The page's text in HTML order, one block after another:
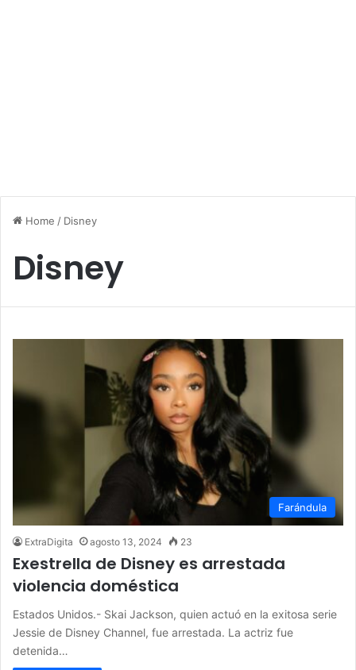
Home / Disney
Disney
Farándula
ExtraDigita agosto 13, 2024 23
Exestrella de Disney es arrestada
violencia doméstica
Estados Unidos.- Skai Jackson, quien actuó en la exitosa serie
Jessie de Disney Channel, fue arrestada. La actriz fue
detenida…